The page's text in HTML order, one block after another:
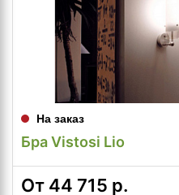
На заказ
Бра Vistosi Lio
От 44 715 р.